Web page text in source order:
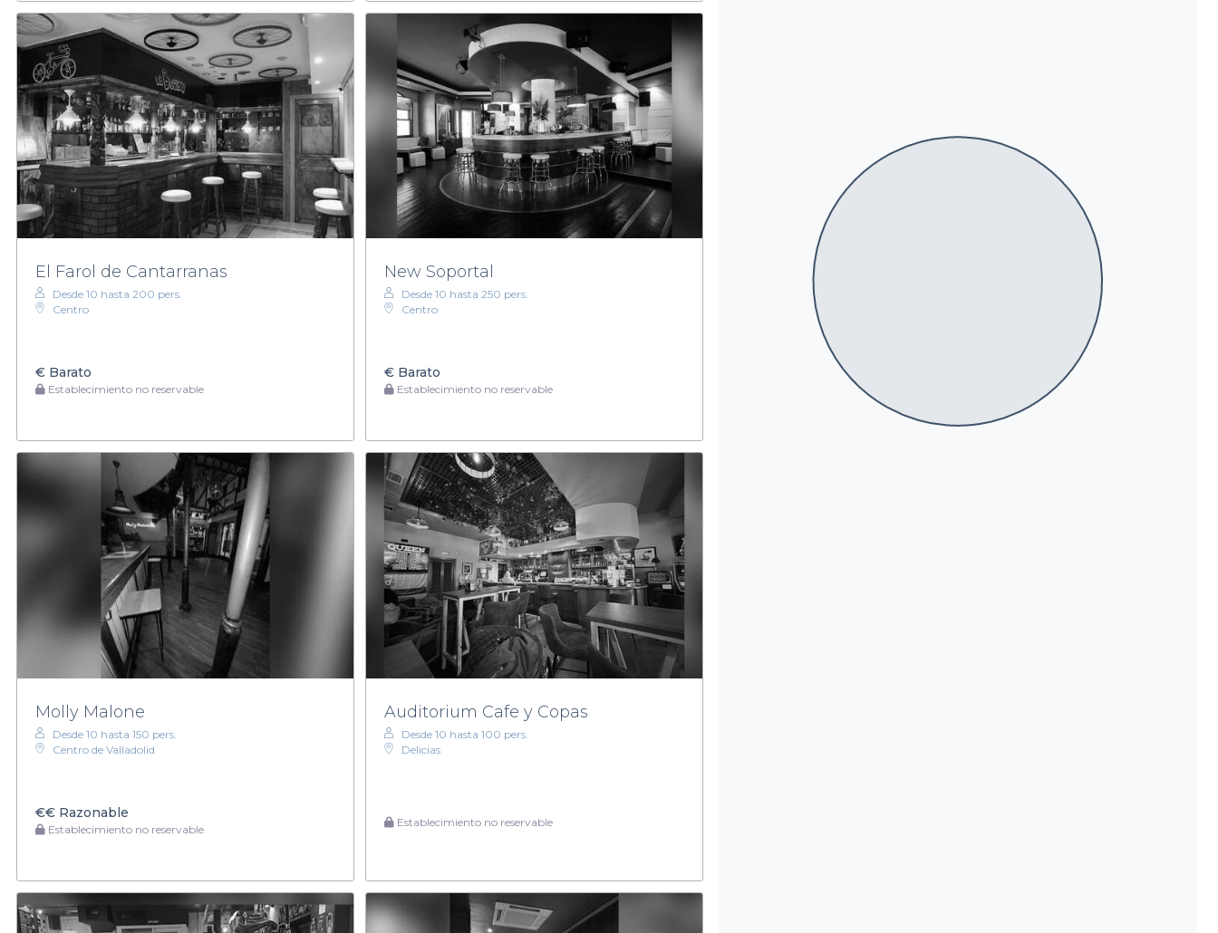
El Farol de Cantarranas
Desde 10 hasta 200 pers.
Centro
€ Barato
Establecimiento no reservable
New Soportal
Desde 10 hasta 250 pers.
Centro
€Barato
Establecimiento no reservable
Molly Malone
Desde 10 hasta 150 pers.
Centro de Valladolid
€€ Razonable
Establecimiento no reservable
Auditorium Cafe y Copas
Desde 10 hasta 100 pers.
Delicias
Establecimiento no reservable